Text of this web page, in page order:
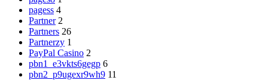
pagess 4
Partner 2
Partners 26
Partnerzy 1
PayPal Casino 2
pbn1_e3vkts6gegp 6
pbn2_p9ugexr9wh9 11